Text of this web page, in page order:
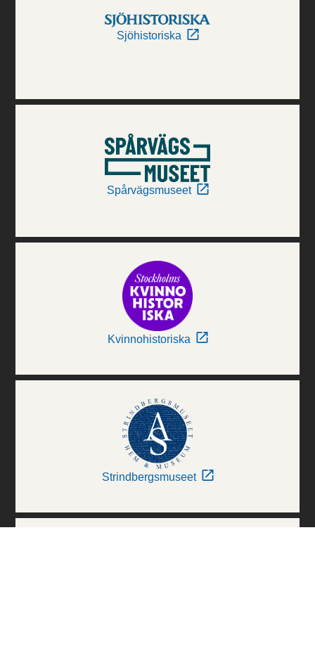
Sjöhistoriska
Spårvägsmuseet
Kvinnohistoriska
Strindbergsmuseet